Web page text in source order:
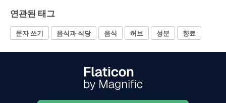
연관된 태그
문자 쓰기 음식과 식당 음식 허브 성분 향료